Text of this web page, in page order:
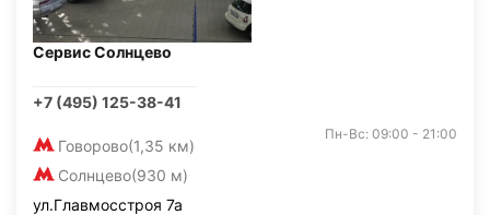
Сервис Солнцево
+7 (495) 125-38-41
Говорово(1,35 км)
Солнцево(930 м)
Пн-Вс: 09:00 - 21:00
ул.Главмосстроя 7а